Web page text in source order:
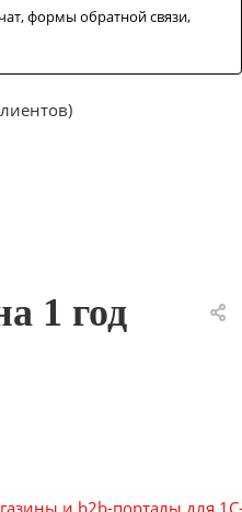
формы обратной связи,
1 год
и b2b-порталы для